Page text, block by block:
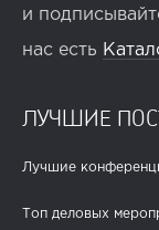
и
нас есть
ЛУЧШИЕ
Лучшие
Топ деловых